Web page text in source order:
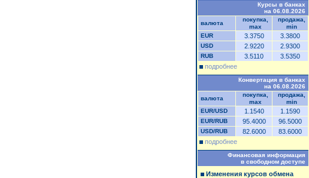
Курсы в банках
на 06.08.2026
валюта
покупка,
max
продажа,
min
EUR
3.3750 3.3800
USD 2.9220 2.9300
RUB 3.5110
3.5350
подробнее
Конвертация в банках
на 06.08.2026
валюта
покупка,
max
продажа,
min
EUR/USD
1.1540 1.1590
EUR/RUB 95.4000 96.5000
USD/RUB 82.6000
83.6000
подробнее
Финансовая информация
в свободном доступе
Изменения курсов обмена